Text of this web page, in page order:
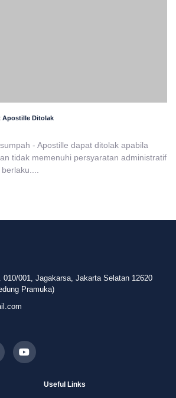
Apostille Ditolak
- Apostille dapat ditolak apabila
tidak memenuhi persyaratan administratif
001, Jagakarsa, Jakarta Selatan 12620
Pramuka)
Useful Links